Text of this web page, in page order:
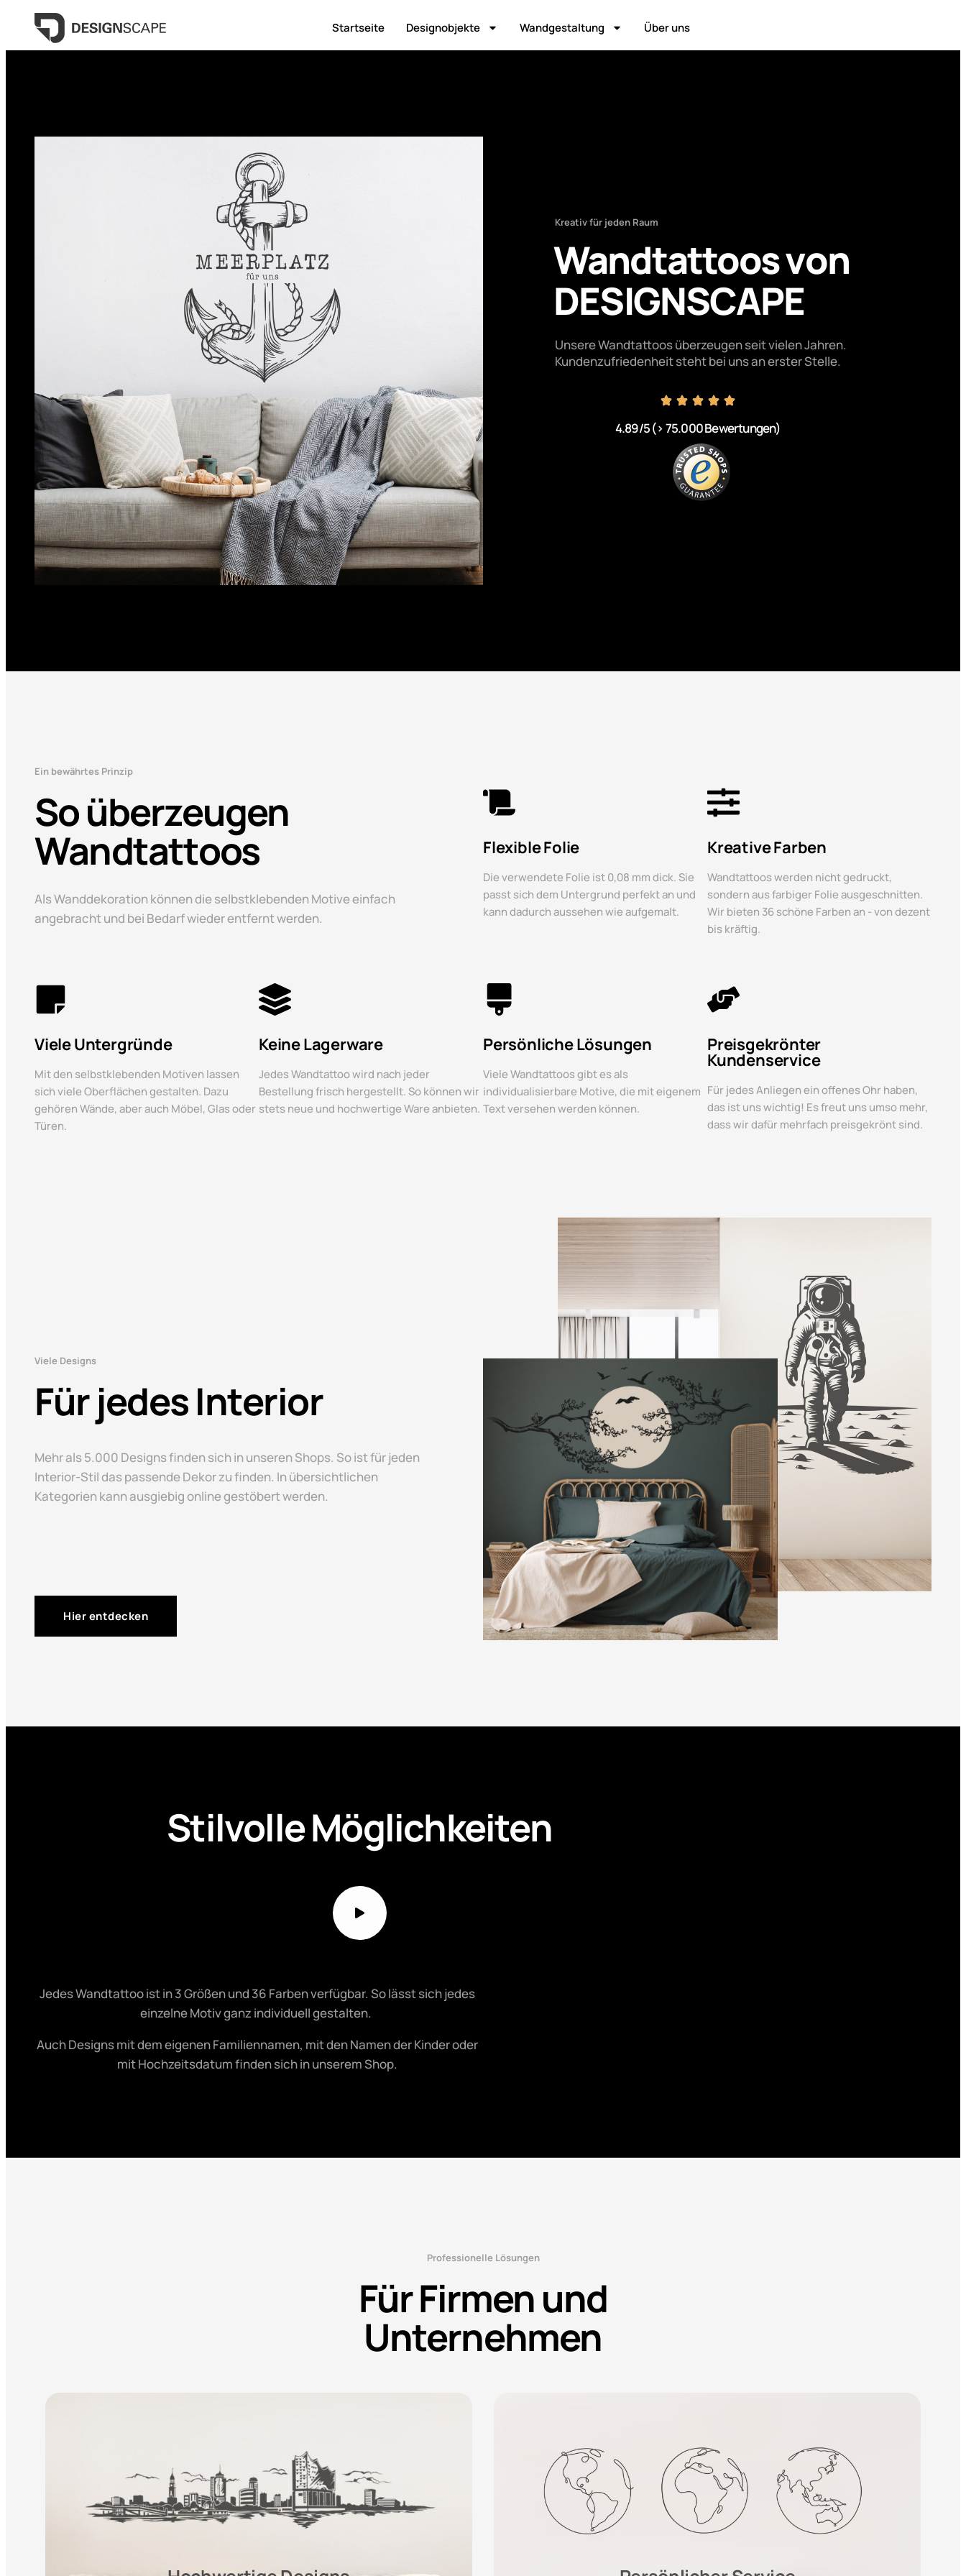
Startseite Designobjekte Wandgestaltung Über uns
Kreativ für jeden Raum
Wandtattoos von
DESIGNSCAPE
Unsere Wandtattoos überzeugen seit vielen Jahren.
Kundenzufriedenheit steht bei uns an erster Stelle.
4.89/5 (> 75.000 Bewertungen)
Ein bewährtes Prinzip
So überzeugen
Wandtattoos
Als Wanddekoration können die selbstklebenden Motive einfach
angebracht und bei Bedarf wieder entfernt werden.
Flexible Folie
Die verwendete Folie ist 0,08 mm dick. Sie
passt sich dem Untergrund perfekt an und
kann dadurch aussehen wie aufgemalt.
Kreative Farben
Wandtattoos werden nicht gedruckt,
sondern aus farbiger Folie ausgeschnitten.
Wir bieten 36 schöne Farben an - von dezent
bis kräftig.
Viele Untergründe
Mit den selbstklebenden Motiven lassen
sich viele Oberflächen gestalten. Dazu
gehören Wände, aber auch Möbel, Glas oder
Türen.
Keine Lagerware
Jedes Wandtattoo wird nach jeder
Bestellung frisch hergestellt. So können wir
stets neue und hochwertige Ware anbieten.
Persönliche Lösungen
Viele Wandtattoos gibt es als
individualisierbare Motive, die mit eigenem
Text versehen werden können.
Preisgekrönter
Kundenservice
Für jedes Anliegen ein offenes Ohr haben,
das ist uns wichtig! Es freut uns umso mehr,
dass wir dafür mehrfach preisgekrönt sind.
Viele Designs
Für jedes Interior
Mehr als 5.000 Designs finden sich in unseren Shops. So ist für jeden
Interior-Stil das passende Dekor zu finden. In übersichtlichen
Kategorien kann ausgiebig online gestöbert werden.
Hier entdecken
Stilvolle Möglichkeiten
Jedes Wandtattoo ist in 3 Größen und 36 Farben verfügbar. So lässt sich jedes
einzelne Motiv ganz individuell gestalten.
Auch Designs mit dem eigenen Familiennamen, mit den Namen der Kinder oder
mit Hochzeitsdatum finden sich in unserem Shop.
Professionelle Lösungen
Für Firmen und
Unternehmen